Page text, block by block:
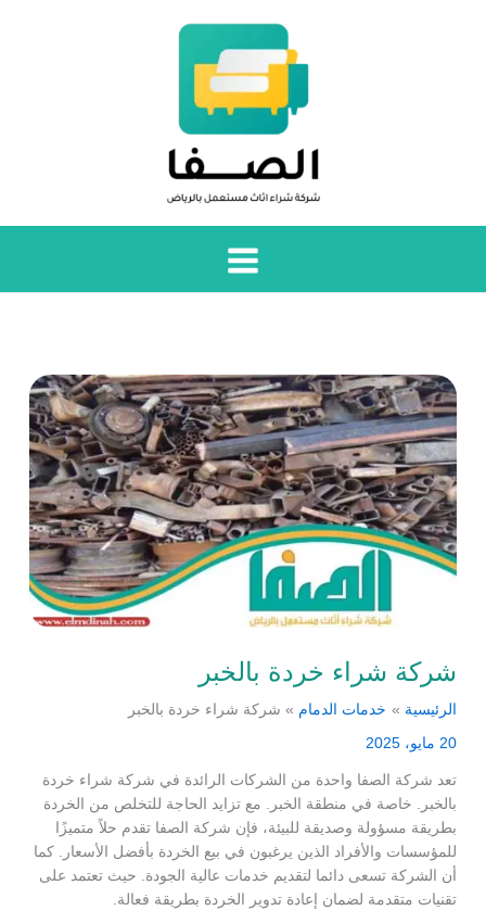
شركة شراء خردة بالخبر
الرئيسية خدمات الدمام شركة شراء خردة بالخبر
20 مايو، 2025
تعد شركة الصفا واحدة من الشركات الرائدة في شركة شراء خردة
بالخبر. خاصة في منطقة الخبر. مع تزايد الحاجة للتخلص من الخردة
بطريقة مسؤولة وصديقة للبيئة، فإن شركة الصفا تقدم حلاً متميزًا
للمؤسسات والأفراد الذين يرغبون في بيع الخردة بأفضل الأسعار. كما
أن الشركة تسعى دائما لتقديم خدمات عالية الجودة. حيث تعتمد على
تقنيات متقدمة لضمان إعادة تدوير الخردة بطريقة فعالة.